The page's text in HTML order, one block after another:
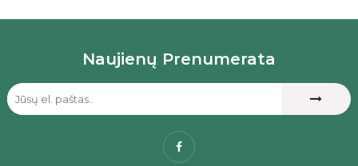
Naujienų Prenumerata
Facebook